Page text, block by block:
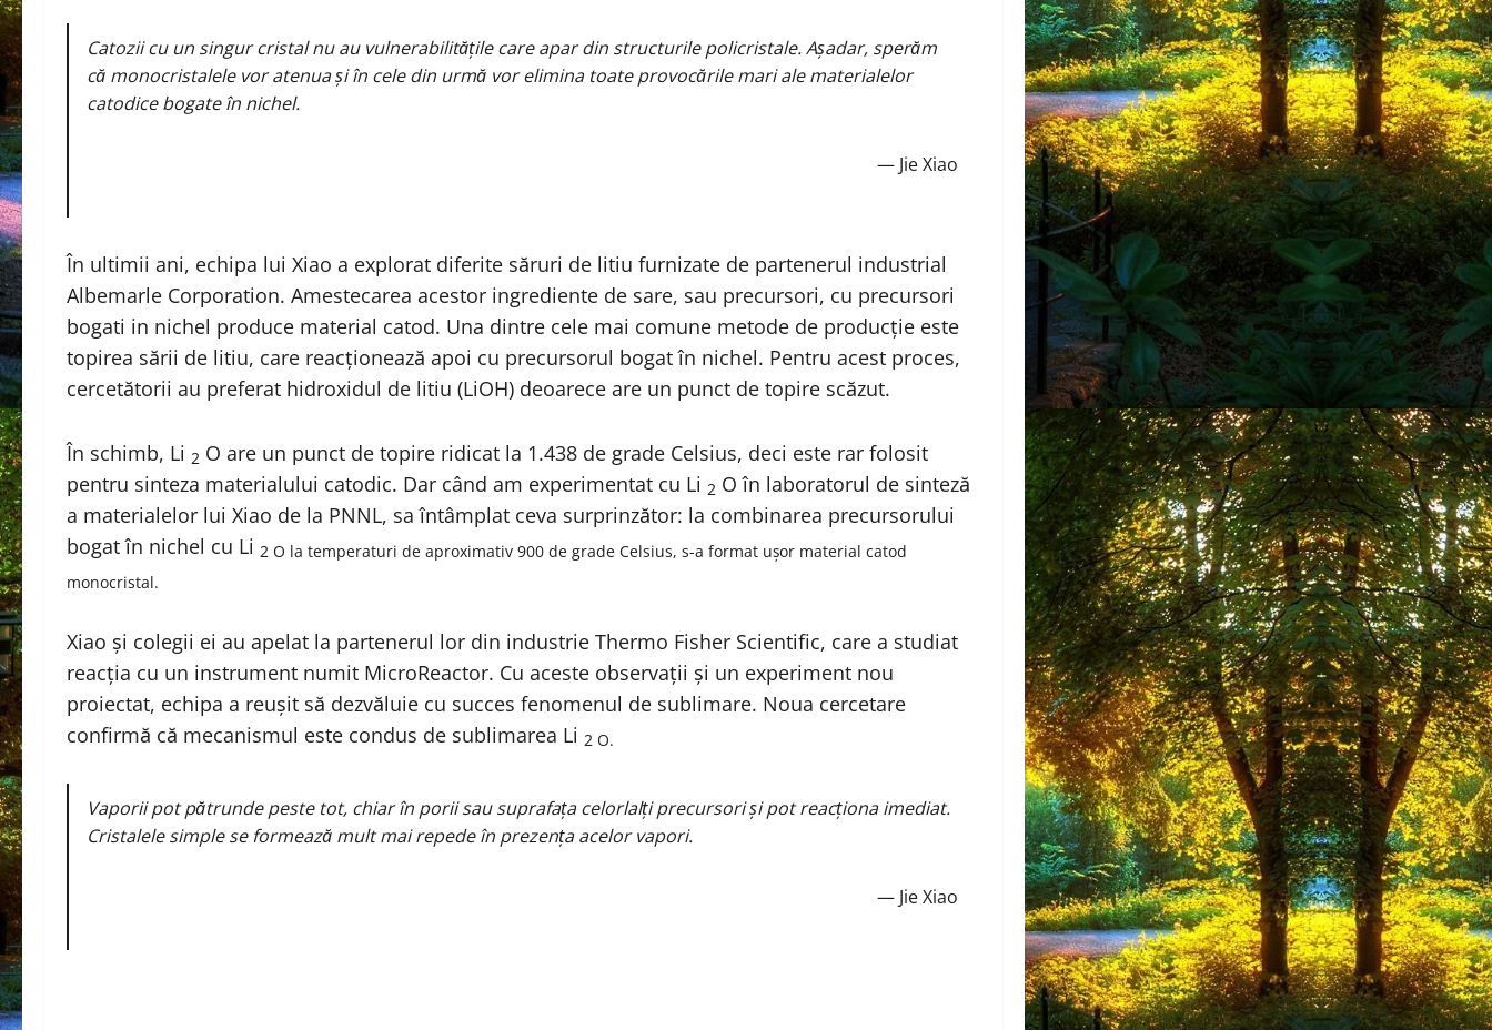
Catozii cu un singur cristal nu au vulnerabilitățile care apar din structurile policristale. Așadar, sperăm
că monocristalele vor atenua și în cele din urmă vor elimina toate provocările mari ale materialelor
catodice bogate în nichel.
— Jie Xiao
În ultimii ani, echipa lui Xiao a explorat diferite săruri de litiu furnizate de partenerul industrial
Albemarle Corporation. Amestecarea acestor ingrediente de sare, sau precursori, cu precursori
bogati in nichel produce material catod. Una dintre cele mai comune metode de producție este
topirea sării de litiu, care reacţionează apoi cu precursorul bogat în nichel. Pentru acest proces,
cercetătorii au preferat hidroxidul de litiu (LiOH) deoarece are un punct de topire scăzut.
În schimb, Li 2 O are un punct de topire ridicat la 1.438 de grade Celsius, deci este rar folosit
pentru sinteza materialului catodic. Dar când am experimentat cu Li 2 O în laboratorul de sinteză
a materialelor lui Xiao de la PNNL, sa întâmplat ceva surprinzător: la combinarea precursorului
bogat în nichel cu Li 2 O la temperaturi de aproximativ 900 de grade Celsius, s-a format ușor material catod
monocristal.
Xiao și colegii ei au apelat la partenerul lor din industrie Thermo Fisher Scientific, care a studiat
reacția cu un instrument numit MicroReactor. Cu aceste observații și un experiment nou
proiectat, echipa a reușit să dezvăluie cu succes fenomenul de sublimare. Noua cercetare
confirmă că mecanismul este condus de sublimarea Li 2 O.
Vaporii pot pătrunde peste tot, chiar în porii sau suprafața celorlalți precursori și pot reacționa imediat.
Cristalele simple se formează mult mai repede în prezența acelor vapori.
— Jie Xiao